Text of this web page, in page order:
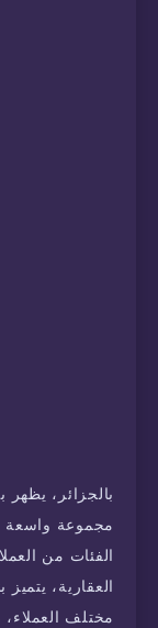
بالجزائر،
مجموعة واسعة
الفئات من
العقارية،
مختلف